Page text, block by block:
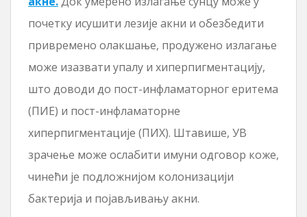
почетку исушити лезије акни и обезбедити
привремено олакшање, продужено излагање
може изазвати упалу и хиперпигментацију,
што доводи до пост-инфламаторног еритема
(ПИЕ) и пост-инфламаторне
хиперпигментације (ПИХ). Штавише, УВ
зрачење може ослабити имуни одговор коже,
чинећи је подложнијом колонизацији
бактерија и појављивању акни.